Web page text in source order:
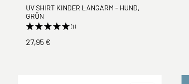
UV SHIRT KINDER LANGARM - HUND,
GRÜN
(1)
27,95 €